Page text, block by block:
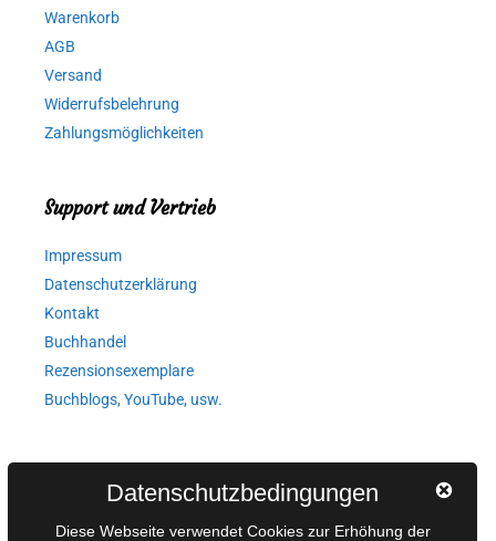
Warenkorb
AGB
Versand
Widerrufsbelehrung
Zahlungsmöglichkeiten
Support und Vertrieb
Impressum
Datenschutzerklärung
Kontakt
Buchhandel
Rezensionsexemplare
Buchblogs, YouTube, usw.
AGB für Medienprojekte
Datenschutzbedingungen
Diese Webseite verwendet Cookies zur Erhöhung der